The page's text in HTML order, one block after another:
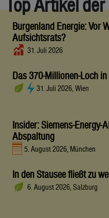
Top Artikel
Burgenland Energie: Vor
Aufsichtsrats?
31. Juli 2026
Das 370-Millionen-Loch
31. Juli 2026, Wien
Insider: Siemens-Energy-
Abspaltung
5. August 2026, München
In den Stausee fließt zu
6. August 2026, Salzburg